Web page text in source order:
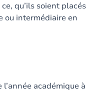
qu’ils soient placés
ou intermédiaire en
académique à